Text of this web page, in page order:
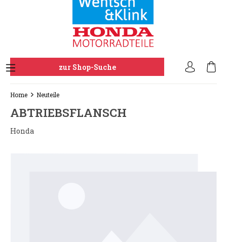
zur Shop-Suche
Home Neuteile
ABTRIEBSFLANSCH
Honda